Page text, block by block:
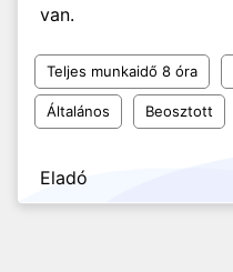
van.
Teljes munkaidő 8 óra
Általános Beosztott
Eladó